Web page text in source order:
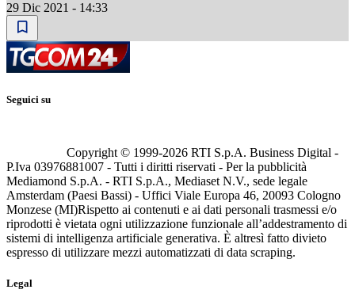
29 Dic 2021 - 14:33
Seguici su
Copyright © 1999-2026 RTI S.p.A. Business Digital -
P.Iva 03976881007 - Tutti i diritti riservati - Per la pubblicità
Mediamond S.p.A. - RTI S.p.A., Mediaset N.V., sede legale
Amsterdam (Paesi Bassi) - Uffici Viale Europa 46, 20093 Cologno
Monzese (MI)Rispetto ai contenuti e ai dati personali trasmessi e/o
riprodotti è vietata ogni utilizzazione funzionale all’addestramento di
sistemi di intelligenza artificiale generativa. È altresì fatto divieto
espresso di utilizzare mezzi automatizzati di data scraping.
Legal